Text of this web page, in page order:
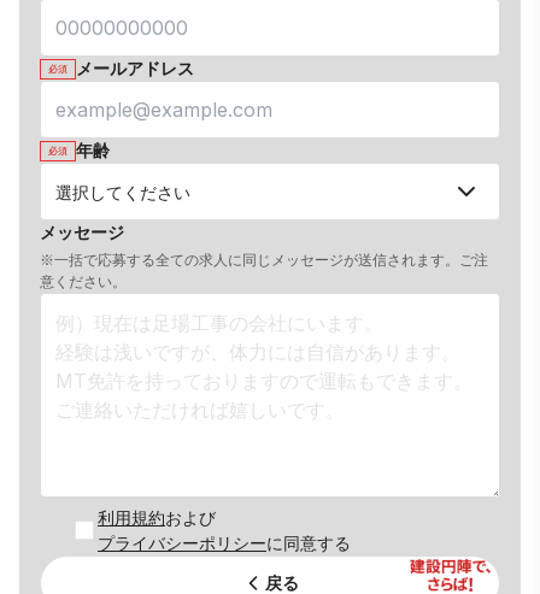
必須 メールアドレス
必須 年齢
メッセージ
※一括で応募する全ての求人に同じメッセージが送信されます。ご注
意ください。
利用規約および
プライバシーポリシーに同意する
戻る